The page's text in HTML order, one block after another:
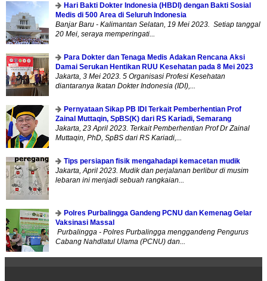
Hari Bakti Dokter Indonesia (HBDI) dengan Bakti Sosial
Medis di 500 Area di Seluruh Indonesia
Banjar Baru - Kalimantan Selatan, 19 Mei 2023. Setiap tanggal
20 Mei, seraya memperingati...
Para Dokter dan Tenaga Medis Adakan Rencana Aksi
Damai Serukan Hentikan RUU Kesehatan pada 8 Mei 2023
Jakarta, 3 Mei 2023. 5 Organisasi Profesi Kesehatan
diantaranya Ikatan Dokter Indonesia (IDI),...
Pernyataan Sikap PB IDI Terkait Pemberhentian Prof
Zainal Muttaqin, SpBS(K) dari RS Kariadi, Semarang
Jakarta, 23 April 2023. Terkait Pemberhentian Prof Dr Zainal
Muttaqin, PhD, SpBS dari RS Kariadi,...
Tips persiapan fisik mengahadapi kemacetan mudik
Jakarta, April 2023. Mudik dan perjalanan berlibur di musim
lebaran ini menjadi sebuah rangkaian...
Polres Purbalingga Gandeng PCNU dan Kemenag Gelar
Vaksinasi Massal
Purbalingga - Polres Purbalingga menggandeng Pengurus
Cabang Nahdlatul Ulama (PCNU) dan...